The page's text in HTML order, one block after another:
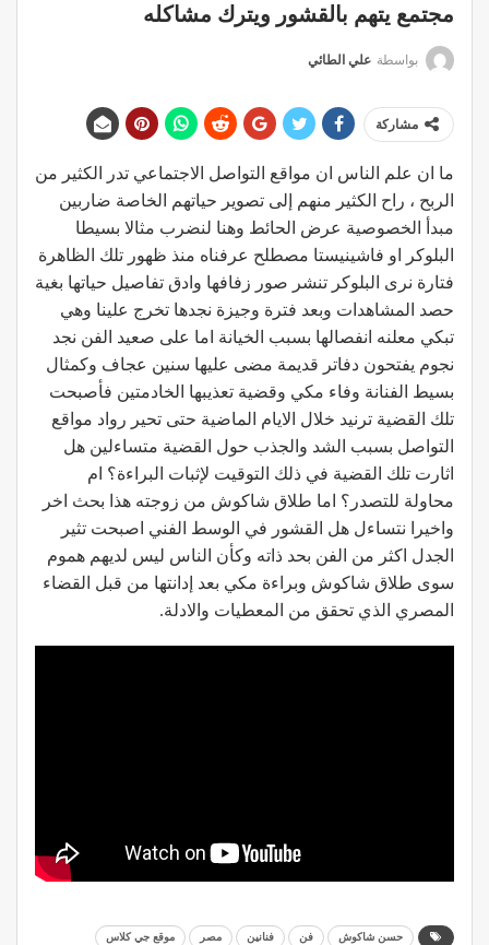
مجتمع يتهم بالقشور ويترك مشاكله
بواسطة علي الطائي
مشاركة
ما ان علم الناس ان مواقع التواصل الاجتماعي تدر الكثير من
الربح ، راح الكثير منهم إلى تصوير حياتهم الخاصة ضاربين
مبدأ الخصوصية عرض الحائط وهنا لنضرب مثالا بسيطا
البلوكر او فاشينيستا مصطلح عرفناه منذ ظهور تلك الظاهرة
فتارة نرى البلوكر تنشر صور زفافها وادق تفاصيل حياتها بغية
حصد المشاهدات وبعد فترة وجيزة نجدها تخرج علينا وهي
تبكي معلنه انفصالها بسبب الخيانة اما على صعيد الفن نجد
نجوم يفتحون دفاتر قديمة مضى عليها سنين عجاف وكمثال
بسيط الفنانة وفاء مكي وقضية تعذيبها الخادمتين فأصبحت
تلك القضية ترنيد خلال الايام الماضية حتى تحير رواد مواقع
التواصل بسبب الشد والجذب حول القضية متساءلين هل
اثارت تلك القضية في ذلك التوقيت لإثبات البراءة؟ ام
محاولة للتصدر؟ اما طلاق شاكوش من زوجته هذا بحث اخر
واخيرا نتساءل هل القشور في الوسط الفني اصبحت تثير
الجدل اكثر من الفن بحد ذاته وكأن الناس ليس لديهم هموم
سوى طلاق شاكوش وبراءة مكي بعد إدانتها من قبل القضاء
المصري الذي تحقق من المعطيات والادلة.
حسن شاكوش فن فنانين مصر موقع جي كلاس